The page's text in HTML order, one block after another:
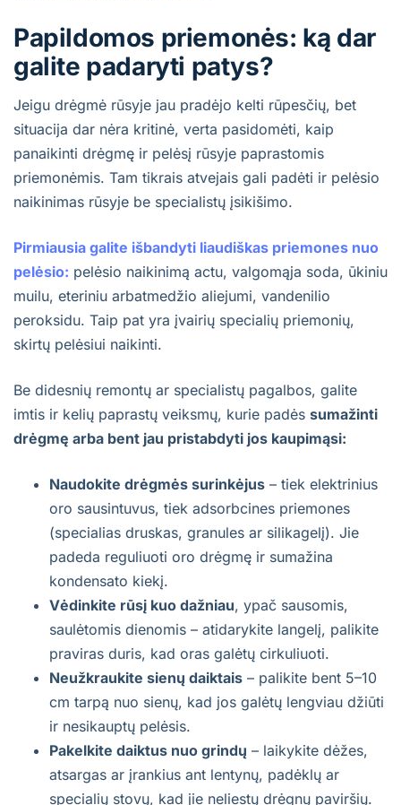
Papildomos priemonės: ką dar
galite padaryti patys?
Jeigu drėgmė rūsyje jau pradėjo kelti rūpesčių, bet
situacija dar nėra kritinė, verta pasidomėti, kaip
panaikinti drėgmę ir pelėsį rūsyje paprastomis
priemonėmis. Tam tikrais atvejais gali padėti ir pelėsio
naikinimas rūsyje be specialistų įsikišimo.
Pirmiausia galite išbandyti liaudiškas priemones nuo
pelėsio: pelėsio naikinimą actu, valgomąja soda, ūkiniu
muilu, eteriniu arbatmedžio aliejumi, vandenilio
peroksidu. Taip pat yra įvairių specialių priemonių,
skirtų pelėsiui naikinti.
Be didesnių remontų ar specialistų pagalbos, galite
imtis ir kelių paprastų veiksmų, kurie padės sumažinti
drėgmę arba bent jau pristabdyti jos kaupimąsi:
Naudokite drėgmės surinkėjus – tiek elektrinius
oro sausintuvus, tiek adsorbcines priemones
(specialias druskas, granules ar silikagelį). Jie
padeda reguliuoti oro drėgmę ir sumažina
kondensato kiekį.
Vėdinkite rūsį kuo dažniau, ypač sausomis,
saulėtomis dienomis – atidarykite langelį, palikite
praviras duris, kad oras galėtų cirkuliuoti.
Neužkraukite sienų daiktais – palikite bent 5–10
cm tarpą nuo sienų, kad jos galėtų lengviau džiūti
ir nesikauptų pelėsis.
Pakelkite daiktus nuo grindų – laikykite dėžes,
atsargas ar įrankius ant lentynų, padėklų ar
specialių stovų, kad jie neliestų drėgnų paviršių.